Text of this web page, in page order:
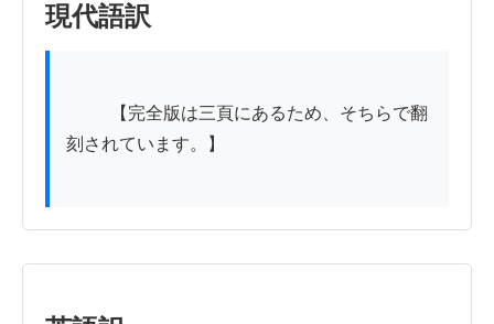
現代語訳
刻されています。】